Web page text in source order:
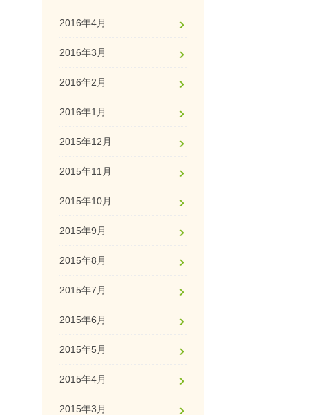
2016年4月
2016年3月
2016年2月
2016年1月
2015年12月
2015年11月
2015年10月
2015年9月
2015年8月
2015年7月
2015年6月
2015年5月
2015年4月
2015年3月